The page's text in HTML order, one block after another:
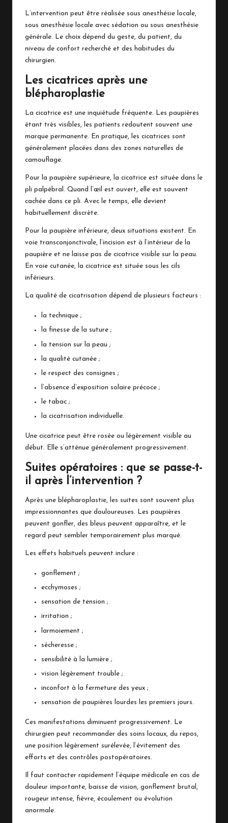
L’intervention peut être réalisée sous anesthésie locale,
sous anesthésie locale avec sédation ou sous anesthésie
générale. Le choix dépend du geste, du patient, du
niveau de confort recherché et des habitudes du
chirurgien.
Les cicatrices après une
blépharoplastie
La cicatrice est une inquiétude fréquente. Les paupières
étant très visibles, les patients redoutent souvent une
marque permanente. En pratique, les cicatrices sont
généralement placées dans des zones naturelles de
camouflage.
Pour la paupière supérieure, la cicatrice est située dans le
pli palpébral. Quand l’œil est ouvert, elle est souvent
cachée dans ce pli. Avec le temps, elle devient
habituellement discrète.
Pour la paupière inférieure, deux situations existent. En
voie transconjonctivale, l’incision est à l’intérieur de la
paupière et ne laisse pas de cicatrice visible sur la peau.
En voie cutanée, la cicatrice est située sous les cils
inférieurs.
La qualité de cicatrisation dépend de plusieurs facteurs :
la technique ;
la finesse de la suture ;
la tension sur la peau ;
la qualité cutanée ;
le respect des consignes ;
l’absence d’exposition solaire précoce ;
le tabac ;
la cicatrisation individuelle.
Une cicatrice peut être rosée ou légèrement visible au
début. Elle s’atténue généralement progressivement.
Suites opératoires : que se passe-t-
il après l’intervention ?
Après une blépharoplastie, les suites sont souvent plus
impressionnantes que douloureuses. Les paupières
peuvent gonfler, des bleus peuvent apparaître, et le
regard peut sembler temporairement plus marqué.
Les effets habituels peuvent inclure :
gonflement ;
ecchymoses ;
sensation de tension ;
irritation ;
larmoiement ;
sécheresse ;
sensibilité à la lumière ;
vision légèrement trouble ;
inconfort à la fermeture des yeux ;
sensation de paupières lourdes les premiers jours.
Ces manifestations diminuent progressivement. Le
chirurgien peut recommander des soins locaux, du repos,
une position légèrement surélevée, l’évitement des
efforts et des contrôles postopératoires.
Il faut contacter rapidement l’équipe médicale en cas de
douleur importante, baisse de vision, gonflement brutal,
rougeur intense, fièvre, écoulement ou évolution
anormale.